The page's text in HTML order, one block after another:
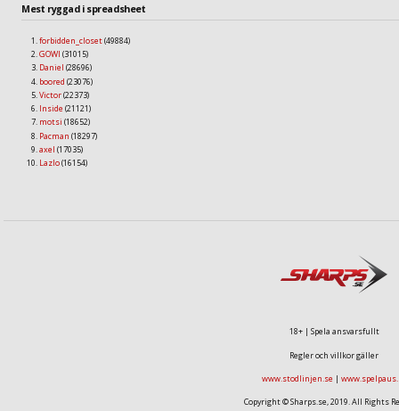
Mest ryggad i spreadsheet
forbidden_closet(49884)
GOWI (31015)
Daniel (28696)
boored (23076)
Victor(22373)
Inside (21121)
motsi (18652)
Pacman (18297)
axel (17035)
Lazlo(16154)
18+ | Spela ansvarsfullt
Regler och villkor gäller
www.stodlinjen.se |
Copyright © Sharps.se, 2019. All Rights